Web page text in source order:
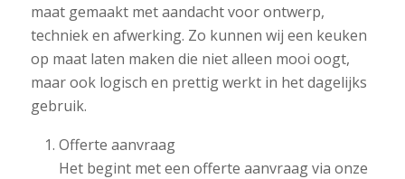
maat gemaakt met aandacht voor ontwerp,
techniek en afwerking. Zo kunnen wij een keuken
op maat laten maken die niet alleen mooi oogt,
maar ook logisch en prettig werkt in het dagelijks
gebruik.
Offerte aanvraag
Het begint met een offerte aanvraag via onze